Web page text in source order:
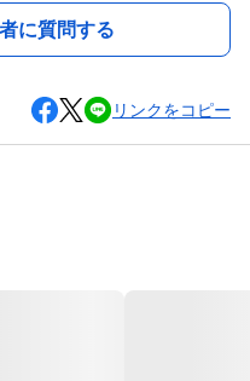
に質問する
リンクをコピー